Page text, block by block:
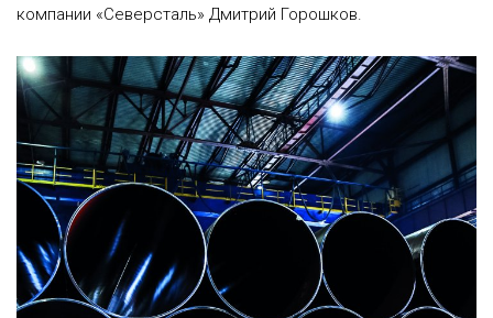
компании «Северсталь» Дмитрий Горошков.